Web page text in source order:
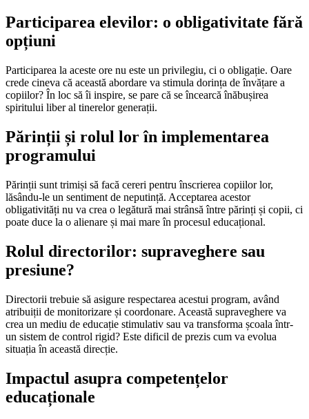
Participarea elevilor: o obligativitate fără
opțiuni
Participarea la aceste ore nu este un privilegiu, ci o obligație. Oare
crede cineva că această abordare va stimula dorința de învățare a
copiilor? În loc să îi inspire, se pare că se încearcă înăbușirea
spiritului liber al tinerelor generații.
Părinții și rolul lor în implementarea
programului
Părinții sunt trimiși să facă cereri pentru înscrierea copiilor lor,
lăsându-le un sentiment de neputință. Acceptarea acestor
obligativități nu va crea o legătură mai strânsă între părinți și copii, ci
poate duce la o alienare și mai mare în procesul educațional.
Rolul directorilor: supraveghere sau
presiune?
Directorii trebuie să asigure respectarea acestui program, având
atribuiții de monitorizare și coordonare. Această supraveghere va
crea un mediu de educație stimulativ sau va transforma școala într-
un sistem de control rigid? Este dificil de prezis cum va evolua
situația în această direcție.
Impactul asupra competențelor
educaționale